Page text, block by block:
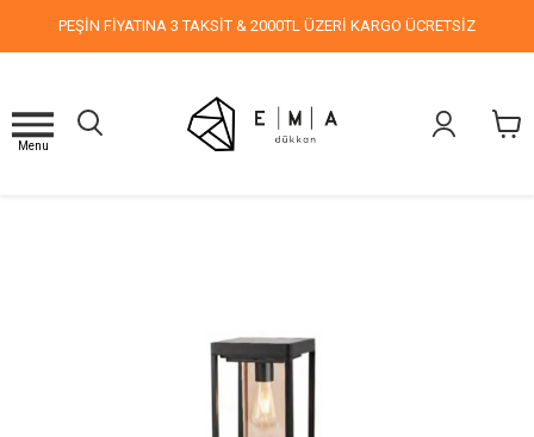
PEŞİN FİYATINA 3 TAKSİT & 2000TL ÜZERİ KARGO ÜCRETSİZ
Menu